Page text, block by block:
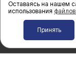
Оставаясь на нашем
использования
Принять
Политика в отношении